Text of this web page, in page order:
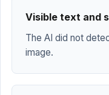
Visible text and
The AI did not
image.